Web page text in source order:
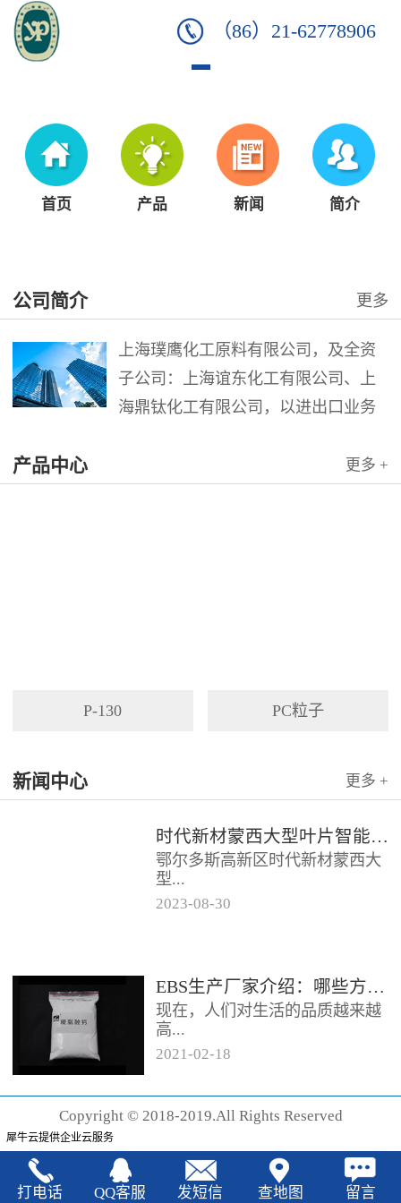
（86）21-62778906
首页 产品 新闻 简介
公司简介 更多
上海璞鹰化工原料有限公司，及全资
子公司：上海谊东化工有限公司、上
海鼎钛化工有限公司，以进出口业务
品。公司以其灵活的市场对策和创造
产品中心 更多 +
P-130 PC粒子
新闻中心 更多 +
时代新材蒙西大型叶片智能制造基地项目开工
鄂尔多斯高新区时代新材蒙西大
型...
分为...
2023-08-30
EBS生产厂家‍介绍：哪些方法可以验证EBS的润滑效果
现在，人们对生活的品质越来越
高...
声也越来越强烈，很多厂家在利
2021-02-18
Copyright © 2018-2019.All Rights Reserved
犀牛云提供企业云服务
打电话 QQ客服 发短信 查地图 留言